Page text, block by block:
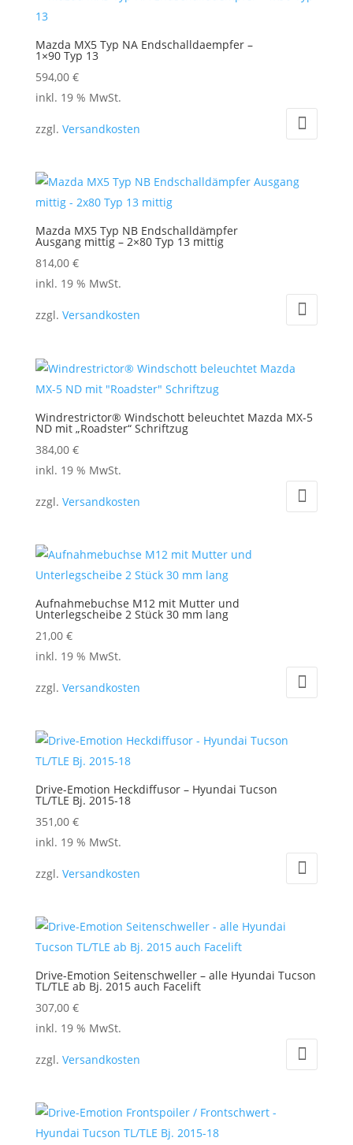
Mazda MX5 Typ NA Endschalldaempfer –
1×90 Typ 13
594,00 €
inkl. 19 % MwSt.
zzgl. Versandkosten
Mazda MX5 Typ NB Endschalldämpfer
Ausgang mittig – 2×80 Typ 13 mittig
814,00 €
inkl. 19 % MwSt.
zzgl. Versandkosten
Windrestrictor® Windschott beleuchtet Mazda MX-5
ND mit „Roadster“ Schriftzug
384,00 €
inkl. 19 % MwSt.
zzgl. Versandkosten
Aufnahmebuchse M12 mit Mutter und
Unterlegscheibe 2 Stück 30 mm lang
21,00 €
inkl. 19 % MwSt.
zzgl. Versandkosten
Drive-Emotion Heckdiffusor – Hyundai Tucson
TL/TLE Bj. 2015-18
351,00 €
inkl. 19 % MwSt.
zzgl. Versandkosten
Drive-Emotion Seitenschweller – alle Hyundai Tucson
TL/TLE ab Bj. 2015 auch Facelift
307,00 €
inkl. 19 % MwSt.
zzgl. Versandkosten